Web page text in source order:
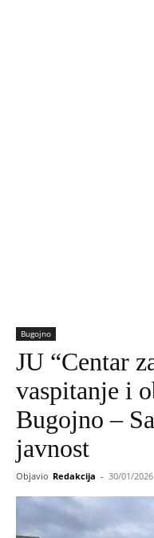
Bugojno
JU “Centar
vaspitanje i
Bugojno –
javnost
Objavio Redakcija - 30/01/2026